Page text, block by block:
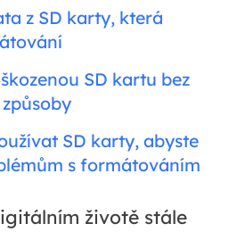
z SD karty, která
SD kartu bez
SD karty, abyste
s formátováním
životě stále